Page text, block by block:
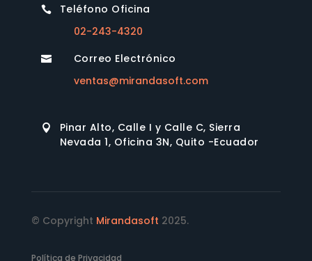

Teléfono Oficina
02-243-4320

Correo Electrónico
ventas@mirandasoft.com

Pinar Alto, Calle I y Calle C, Sierra
Nevada 1, Oficina 3N, Quito -Ecuador
© Copyright Mirandasoft 2025.
Política de Privacidad